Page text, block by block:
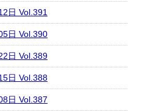
日 Vol.391
日 Vol.390
日 Vol.389
日 Vol.388
日 Vol.387